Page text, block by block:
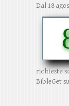
Dal 18
richieste
BibleGet